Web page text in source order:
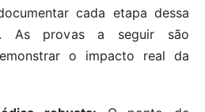
cada etapa dessa
As provas a seguir são
o impacto real da